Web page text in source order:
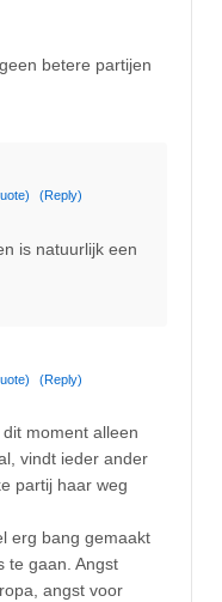
betere partijen
(Reply)
is natuurlijk een
(Reply)
moment alleen
vindt ieder ander
partij haar weg
erg bang gemaakt
te gaan. Angst
angst voor